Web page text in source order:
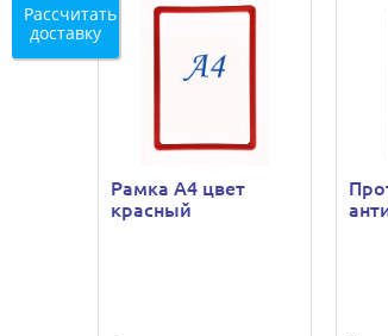
Рамка А4 цвет
красный
Рассчитать
доставку